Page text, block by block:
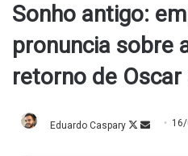
Sonho antigo:
pronuncia sobre
retorno de
Eduardo Caspary FollowMande